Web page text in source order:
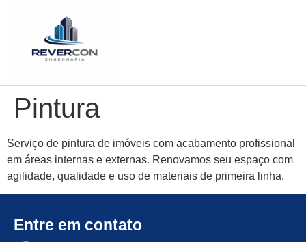
Pintura
Serviço de pintura de imóveis com acabamento profissional
em áreas internas e externas. Renovamos seu espaço com
agilidade, qualidade e uso de materiais de primeira linha.
Entre em contato